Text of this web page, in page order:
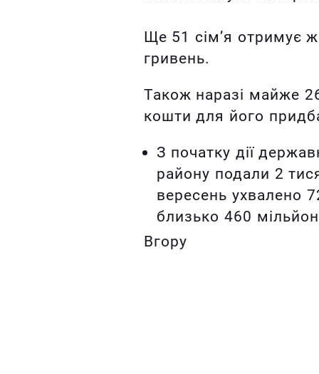
Ще 51 сім’я отримує
гривень.
Також наразі майже
кошти для його
З початку дії
району подали 2
вересень ухвалено
близько 460
Вгору